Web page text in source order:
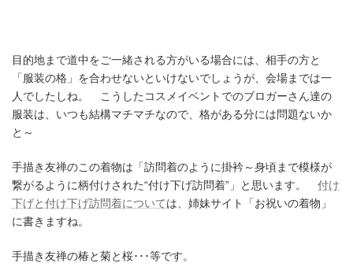
目的地まで道中をご一緒される方がいる場合には、相手の方と
「服装の格」を合わせないといけないでしょうが、会場までは一
人でしたしね。 こうしたコスメイベントでのブロガーさん達の
服装は、いつも結構マチマチなので、格がある分には問題ないか
と～
手描き友禅のこの着物は「訪問着のように掛衿～身頃まで模様が
繋がるように柄付けされた“付け下げ訪問着”」と思います。 付け
下げと付け下げ訪問着については、姉妹サイト「お祝いの着物」
に書きますね。
手描き友禅の椿と菊と桜･･･等です。